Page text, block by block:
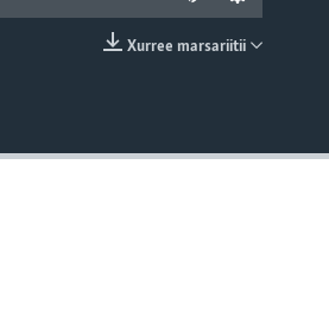
Xurree marsariitii